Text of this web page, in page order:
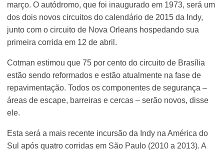
março. O autódromo, que foi inaugurado em 1973, será um
dos dois novos circuitos do calendário de 2015 da Indy,
junto com o circuito de Nova Orleans hospedando sua
primeira corrida em 12 de abril.
Cotman estimou que 75 por cento do circuito de Brasília
estão sendo reformados e estão atualmente na fase de
repavimentação. Todos os componentes de segurança –
áreas de escape, barreiras e cercas – serão novos, disse
ele.
Esta será a mais recente incursão da Indy na América do
Sul após quatro corridas em São Paulo (2010 a 2013). A